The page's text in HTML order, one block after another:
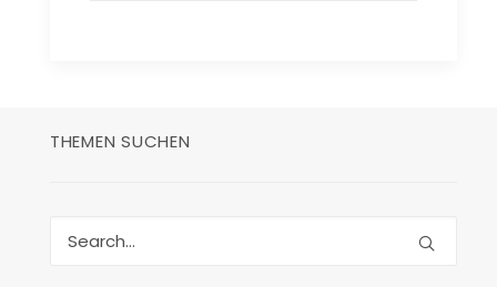
THEMEN SUCHEN